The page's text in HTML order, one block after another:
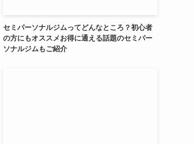
セミパーソナルジムってどんなところ？初心者
の方にもオススメお得に通える話題のセミパー
ソナルジムもご紹介